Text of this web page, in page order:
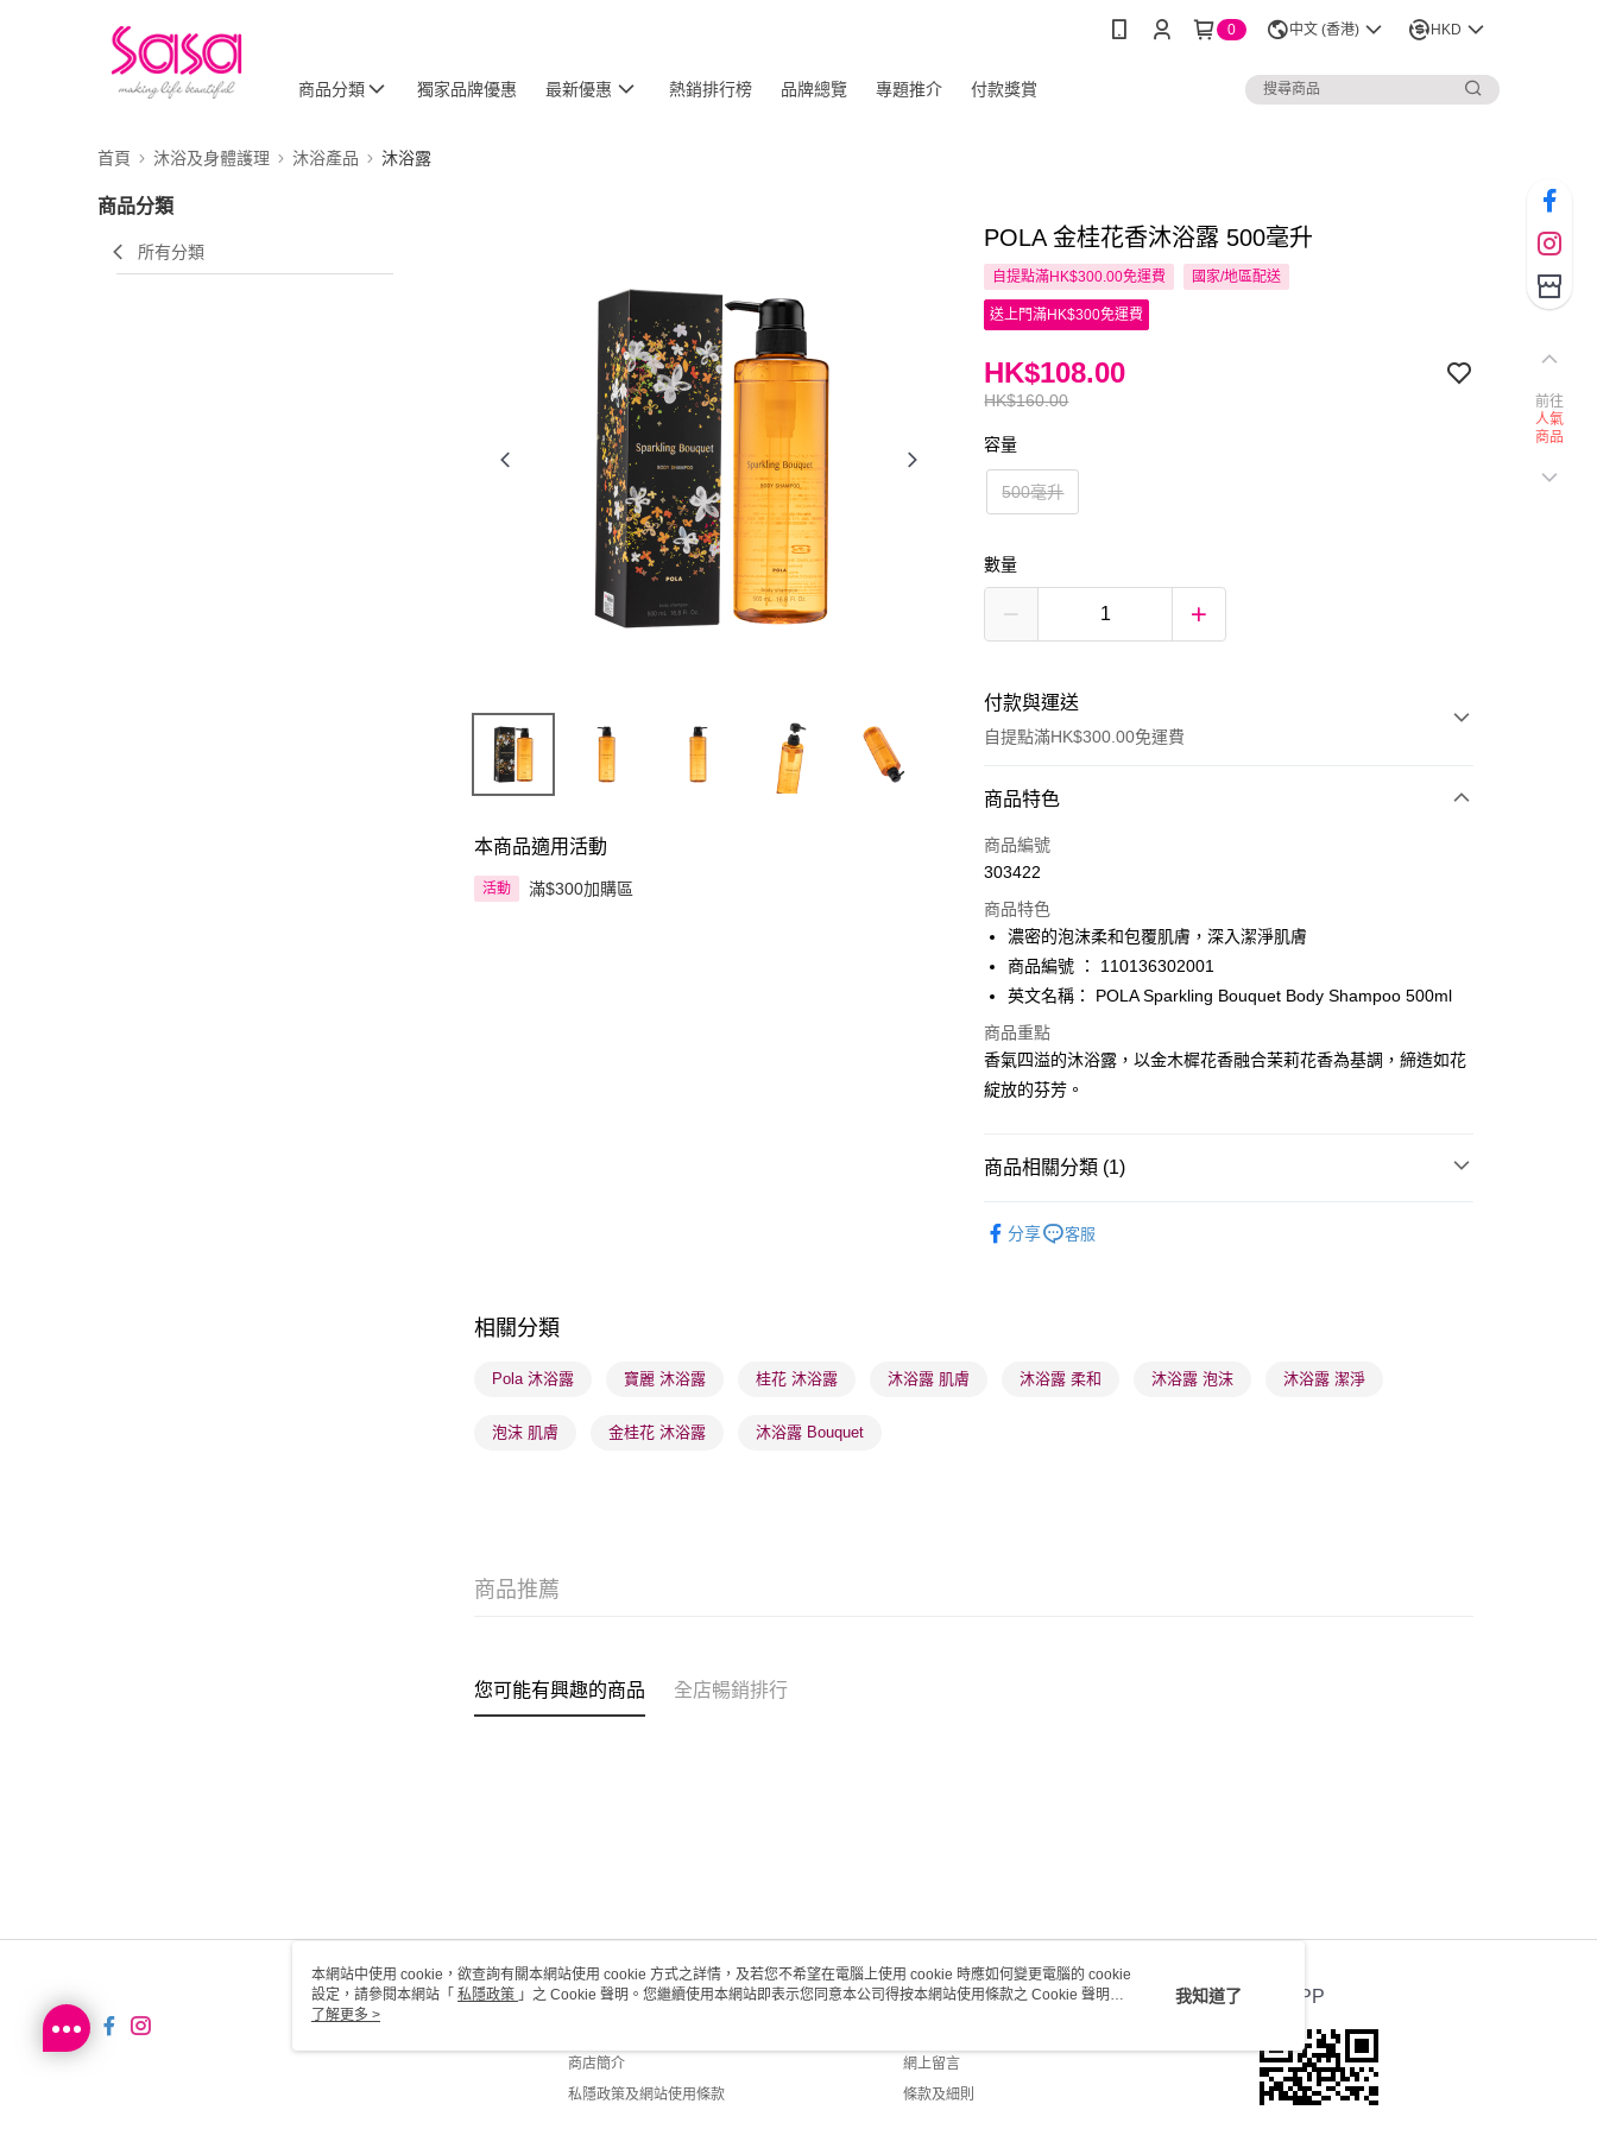
0 中文 (香港) HKD
商品分類 獨家品牌優惠 最新優惠 熱銷排行榜 品牌總覽 專題推介 付款獎賞
首頁 沐浴及身體護理 沐浴產品 沐浴露
商品分類
所有分類
本商品適用活動
活動 滿$300加購區
POLA 金桂花香沐浴露 500毫升
自提點滿HK$300.00免運費 國家/地區配送
送上門滿HK$300免運費
HK$160.00
HK$108.00
容量
500毫升
數量
付款與運送
自提點滿HK$300.00免運費
付款方式
信用卡
AlipayHK
PayMe
BoC Pay
順豐自助櫃 - 確認發貨後1-3個工作天送達
商品特色
商品編號
303422
商品特色
濃密的泡沫柔和包覆肌膚，深入潔淨肌膚
商品編號 ： 110136302001
英文名稱： POLA Sparkling Bouquet Body Shampoo 500ml
商品重點
香氣四溢的沐浴露，以金木樨花香融合茉莉花香為基調，締造如花
綻放的芬芳。
商品相關分類 (1)
分享
客服
相關分類
Pola 沐浴露 寶麗 沐浴露 桂花 沐浴露 沐浴露 肌膚 沐浴露 柔和 沐浴露 泡沫 沐浴露 潔淨
泡沫 肌膚 金桂花 沐浴露 沐浴露 Bouquet
商品推薦
您可能有興趣的商品 全店暢銷排行
關於我們
商店簡介
私隱政策及網站使用條款
客戶服務
網上留言
條款及細則
官方APP
前往
人氣
商品
本網站中使用 cookie，欲查詢有關本網站使用 cookie 方式之詳情，及若您不希望在電腦上使用 cookie 時應如何變更電腦的 cookie
設定，請參閱本網站「 私隱政策 」之 Cookie 聲明。您繼續使用本網站即表示您同意本公司得按本網站使用條款之 Cookie 聲明使
用 cookie。
了解更多 >
我知道了